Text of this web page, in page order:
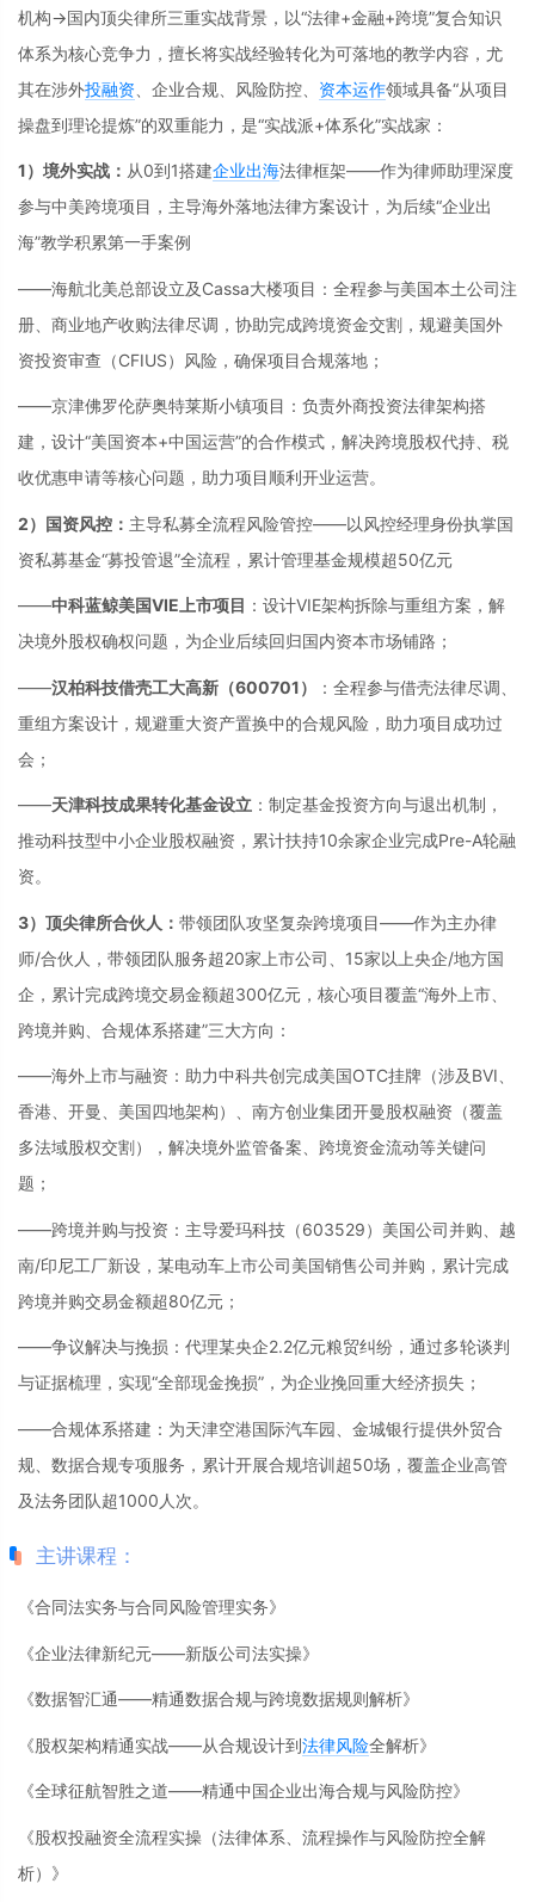
机构→国内顶尖律所三重实战背景，以“法律+金融+跨境”复合知识
体系为核心竞争力，擅长将实战经验转化为可落地的教学内容，尤
其在涉外投融资 、企业合规、风险防控、 资本运作领域具备“从项目
操盘到理论提炼”的双重能力，是“实战派+体系化”实战家：
1）境外实战： 从0到1搭建企业出海法律框架——作为律师助理深度
参与中美跨境项目，主导海外落地法律方案设计，为后续“企业出
海”教学积累第一手案例
——海航北美总部设立及Cassa大楼项目：全程参与美国本土公司注
册、商业地产收购法律尽调，协助完成跨境资金交割，规避美国外
资投资审查（CFIUS）风险，确保项目合规落地；
——京津佛罗伦萨奥特莱斯小镇项目：负责外商投资法律架构搭
建，设计“美国资本+中国运营”的合作模式，解决跨境股权代持、税
收优惠申请等核心问题，助力项目顺利开业运营。
2）国资风控： 主导私募全流程风险管控——以风控经理身份执掌国
资私募基金“募投管退”全流程，累计管理基金规模超50亿元
——中科蓝鲸美国VIE上市项目 ：设计VIE架构拆除与重组方案，解
决境外股权确权问题，为企业后续回归国内资本市场铺路；
——汉柏科技借壳工大高新（600701）
：全程参与借壳法律尽调、
重组方案设计，规避重大资产置换中的合规风险，助力项目成功过
会；
——天津科技成果转化基金设立 ：制定基金投资方向与退出机制，
推动科技型中小企业股权融资，累计扶持10余家企业完成Pre-A轮融
资。
3）顶尖律所合伙人： 带领团队攻坚复杂跨境项目——作为主办律
师/合伙人，带领团队服务超20家上市公司、15家以上央企/地方国
企，累计完成跨境交易金额超300亿元，核心项目覆盖“海外上市、
跨境并购、合规体系搭建”三大方向：
——海外上市与融资：助力中科共创完成美国OTC挂牌（涉及BVI、
香港、开曼、美国四地架构）、南方创业集团开曼股权融资（覆盖
多法域股权交割），解决境外监管备案、跨境资金流动等关键问
题；
——跨境并购与投资：主导爱玛科技（603529）美国公司并购、越
南/印尼工厂新设，某电动车上市公司美国销售公司并购，累计完成
跨境并购交易金额超80亿元；
——争议解决与挽损：代理某央企2.2亿元粮贸纠纷，通过多轮谈判
与证据梳理，实现“全部现金挽损”，为企业挽回重大经济损失；
——合规体系搭建：为天津空港国际汽车园、金城银行提供外贸合
规、数据合规专项服务，累计开展合规培训超50场，覆盖企业高管
及法务团队超1000人次。
主讲课程：
《合同法实务与合同风险管理实务》
《企业法律新纪元——新版公司法实操》
《数据智汇通——精通数据合规与跨境数据规则解析》
《股权架构精通实战——从合规设计到法律风险全解析》
《全球征航智胜之道——精通中国企业出海合规与风险防控》
《股权投融资全流程实操（法律体系、流程操作与风险防控全解
析）》